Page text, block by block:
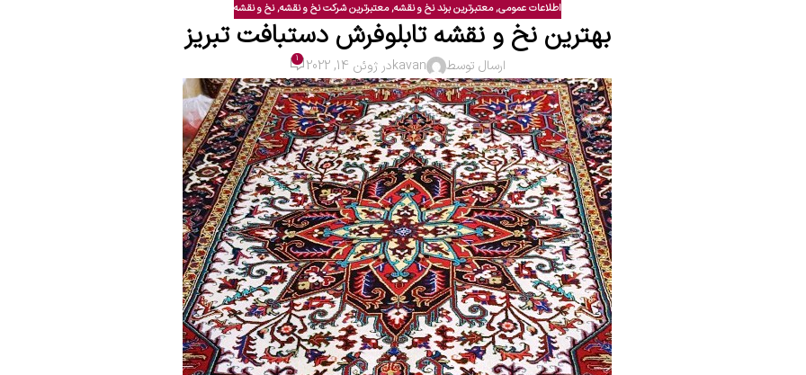
اطلاعات عمومی,معتبرترین برند نخ و نقشه,معتبرترین شرکت نخ و نقشه,نخ و نقشه
بهترین نخ و نقشه تابلوفرش دستبافت تبریز
ارسال توسط kavanدر ژوئن 14, 2022 1